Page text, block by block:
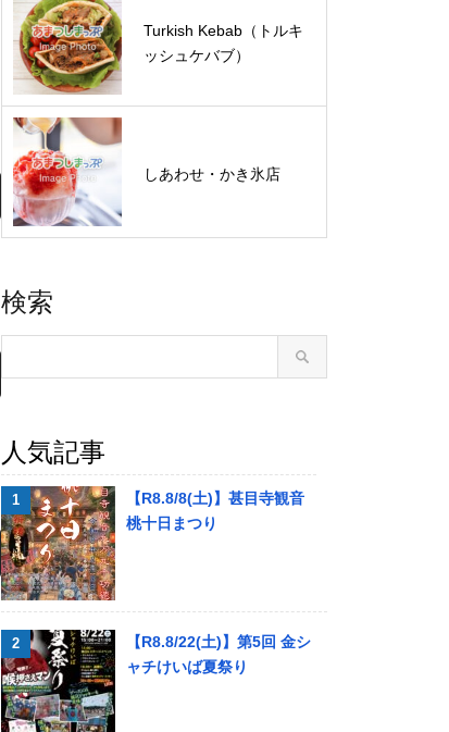
Turkish Kebab（トルキ
ッシュケバブ）
しあわせ・かき氷店
検索
人気記事
【R8.8/8(土)】甚目寺観音
桃十日まつり
【R8.8/22(土)】第5回 金シ
ャチけいば夏祭り